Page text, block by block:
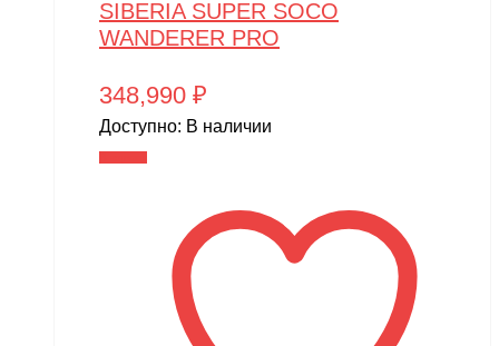
SIBERIA SUPER SOCO
WANDERER PRO
348,990 ₽
Доступно: В наличии